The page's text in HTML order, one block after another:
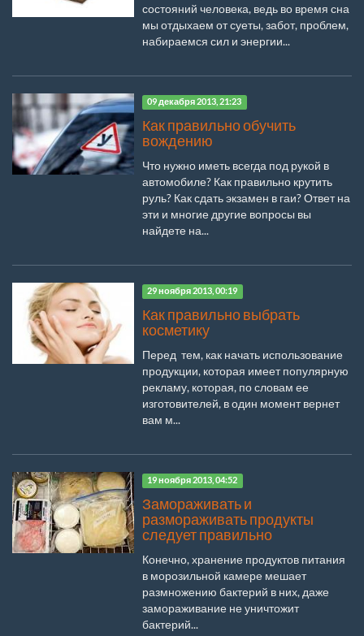
состояний человека, ведь во время сна
мы отдыхаем от суеты, забот, проблем,
набираемся сил и энергии...
09 декабря 2013, 21:23
Как правильно обучить
вождению
Что нужно иметь всегда под рукой в
автомобиле? Как правильно крутить
руль? Как сдать экзамен в гаи? Ответ на
эти и многие другие вопросы вы
найдете на...
29 ноября 2013, 00:19
Как правильно выбрать
косметику
Перед тем, как начать использование
продукции, которая имеет популярную
рекламу, которая, по словам ее
изготовителей, в один момент вернет
вам м...
19 ноября 2013, 04:52
Замораживать и
размораживать продукты
следует правильно
Конечно, хранение продуктов питания
в морозильной камере мешает
размножению бактерий в них, даже
замораживание не уничтожит
бактерий...